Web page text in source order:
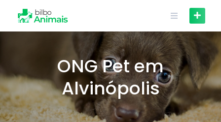
content
ONG Pet em
Alvinópolis